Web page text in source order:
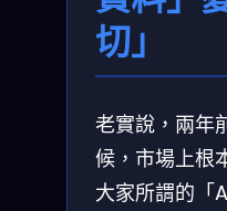
切」
老實說，兩年
候，市場上根
大家所謂的「